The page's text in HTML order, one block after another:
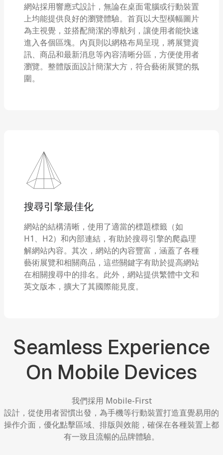
網站採用響應式設計，無論在桌面電腦或行動裝置
上均能提供良好的瀏覽體驗。首頁以大型橫幅圖片
為主視覺，並搭配簡潔的導航列，讓使用者能快速
進入各個區塊。內頁則以網格布局呈現，將展覽資
訊、商品和最新消息等內容清晰分區，方便使用者
瀏覽。整體版面設計簡潔大方，符合藝術展覽的氛
圍。
搜尋引擎最佳化
網站的結構清晰，使用了適當的標題標籤（如
H1、H2）和內部連結，有助於搜尋引擎的爬蟲理
解網站內容。其次，網站的內容豐富，涵蓋了各種
藝術展覽和相關商品，這些關鍵字有助於提高網站
在相關搜尋中的排名。此外，網站提供繁體中文和
英文版本，擴大了其國際能見度。
Seamless Experience
On Mobile Devices
我們採用 Mobile-First
設計，從使用者習慣出發，為手機等行動裝置打造直覺易用的
操作介面，優化點擊區域、排版與效能，確保在各種裝置上都
有一致且流暢的品牌體驗。